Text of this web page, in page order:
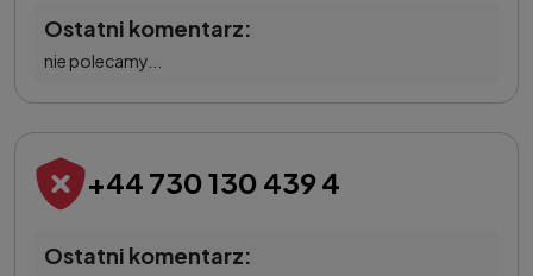
Ostatni komentarz:
nie polecamy...
+44 730 130 439 4
Ostatni komentarz: